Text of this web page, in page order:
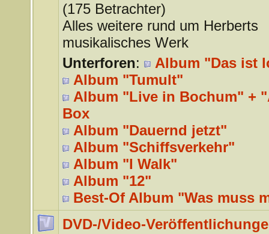
(175 Betrachter)
Alles weitere rund um Herberts
musikalisches Werk
Unterforen:
Album "Das ist
Album "Tumult"
Album "Live in Bochum" +
Box
Album "Dauernd jetzt"
Album "Schiffsverkehr"
Album "I Walk"
Album "12"
Best-Of Album "Was muss
DVD-/Video-